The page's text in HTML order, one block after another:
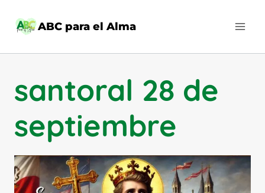
ABC para el Alma
santoral 28 de
septiembre